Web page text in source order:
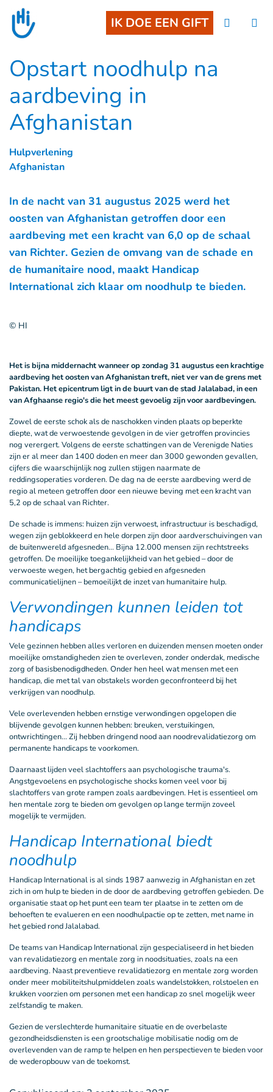
Goto main content
IK DOE EEN GIFT
Opstart noodhulp na
aardbeving in
Afghanistan
Hulpverlening
Afghanistan
In de nacht van 31 augustus 2025 werd het
oosten van Afghanistan getroffen door een
aardbeving met een kracht van 6,0 op de schaal
van Richter. Gezien de omvang van de schade en
de humanitaire nood, maakt Handicap
International zich klaar om noodhulp te bieden.
© HI
Het is bijna middernacht wanneer op zondag 31 augustus een krachtige
aardbeving het oosten van Afghanistan treft, niet ver van de grens met
Pakistan. Het epicentrum ligt in de buurt van de stad Jalalabad, in een
van Afghaanse regio's die het meest gevoelig zijn voor aardbevingen.
Zowel de eerste schok als de naschokken vinden plaats op beperkte
diepte, wat de verwoestende gevolgen in de vier getroffen provincies
nog verergert. Volgens de eerste schattingen van de Verenigde Naties
zijn er al meer dan 1400 doden en meer dan 3000 gewonden gevallen,
cijfers die waarschijnlijk nog zullen stijgen naarmate de
reddingsoperaties vorderen. De dag na de eerste aardbeving werd de
regio al meteen getroffen door een nieuwe beving met een kracht van
5,2 op de schaal van Richter.
De schade is immens: huizen zijn verwoest, infrastructuur is beschadigd,
wegen zijn geblokkeerd en hele dorpen zijn door aardverschuivingen van
de buitenwereld afgesneden... Bijna 12.000 mensen zijn rechtstreeks
getroffen. De moeilijke toegankelijkheid van het gebied – door de
verwoeste wegen, het bergachtig gebied en afgesneden
communicatielijnen – bemoeilijkt de inzet van humanitaire hulp.
Verwondingen kunnen leiden tot
handicaps
Vele gezinnen hebben alles verloren en duizenden mensen moeten onder
moeilijke omstandigheden zien te overleven, zonder onderdak, medische
zorg of basisbenodigdheden. Onder hen heel wat mensen met een
handicap, die met tal van obstakels worden geconfronteerd bij het
verkrijgen van noodhulp.
Vele overlevenden hebben ernstige verwondingen opgelopen die
blijvende gevolgen kunnen hebben: breuken, verstuikingen,
ontwrichtingen... Zij hebben dringend nood aan noodrevalidatiezorg om
permanente handicaps te voorkomen.
Daarnaast lijden veel slachtoffers aan psychologische trauma's.
Angstgevoelens en psychologische shocks komen veel voor bij
slachtoffers van grote rampen zoals aardbevingen. Het is essentieel om
hen mentale zorg te bieden om gevolgen op lange termijn zoveel
mogelijk te vermijden.
Handicap International biedt
noodhulp
Handicap International is al sinds 1987 aanwezig in Afghanistan en zet
zich in om hulp te bieden in de door de aardbeving getroffen gebieden. De
organisatie staat op het punt een team ter plaatse in te zetten om de
behoeften te evalueren en een noodhulpactie op te zetten, met name in
het gebied rond Jalalabad.
De teams van Handicap International zijn gespecialiseerd in het bieden
van revalidatiezorg en mentale zorg in noodsituaties, zoals na een
aardbeving. Naast preventieve revalidatiezorg en mentale zorg worden
onder meer mobiliteitshulpmiddelen zoals wandelstokken, rolstoelen en
krukken voorzien om personen met een handicap zo snel mogelijk weer
zelfstandig te maken.
Gezien de verslechterde humanitaire situatie en de overbelaste
gezondheidsdiensten is een grootschalige mobilisatie nodig om de
overlevenden van de ramp te helpen en hen perspectieven te bieden voor
de wederopbouw van de toekomst.